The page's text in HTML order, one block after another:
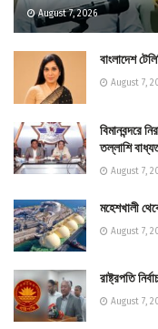
August 7, 2026
বাংলাদেশ
August 7,
বিমানবন্দরে
তল্লাশি
August 7,
মহেশখালী
August 7,
রাষ্ট্রপতি
August 7,